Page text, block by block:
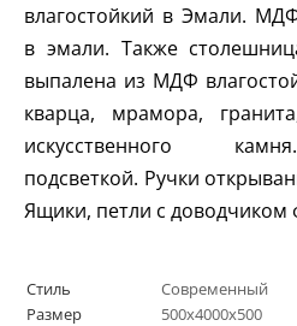
влагостойкий в Эмали.
в эмали. Также
выпалена из МДФ
кварца, мрамора,
искусственного
подсветкой. Ручки
Ящики, петли с
Стиль
Современный
Размер
500х4000х500